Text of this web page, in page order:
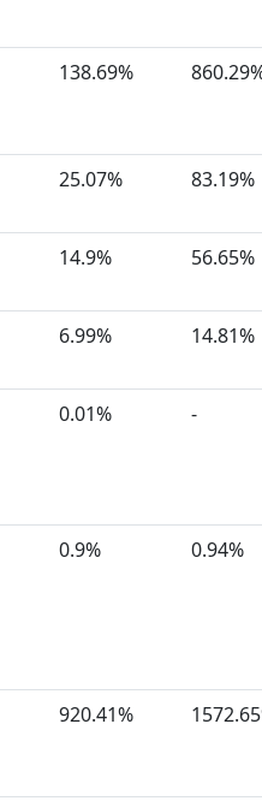
138.69%
25.07% 83.19%
14.9% 56.65%
6.99% 14.81%
0.01% -
0.9% 0.94%
920.41%